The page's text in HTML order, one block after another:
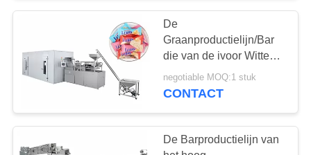
De
Graanproductielijn/Bar
die van de ivoor Witte
Chocolade Machine
maken
negotiable MOQ:1 stuk
CONTACT
De Barproductielijn van